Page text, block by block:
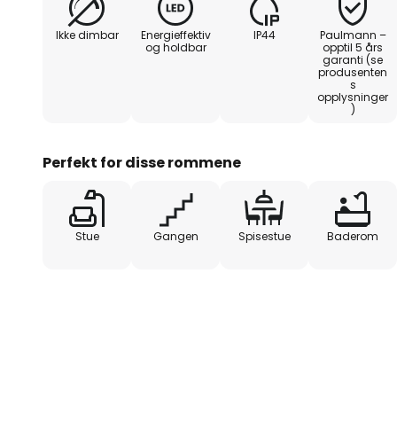
Ikke dimbar
Energieffektiv
og holdbar
IP44
Paulmann –
opptil 5 års
garanti (se
produsenten
s
opplysninger
)
Perfekt for disse rommene
Stue Gangen Spisestue Baderom